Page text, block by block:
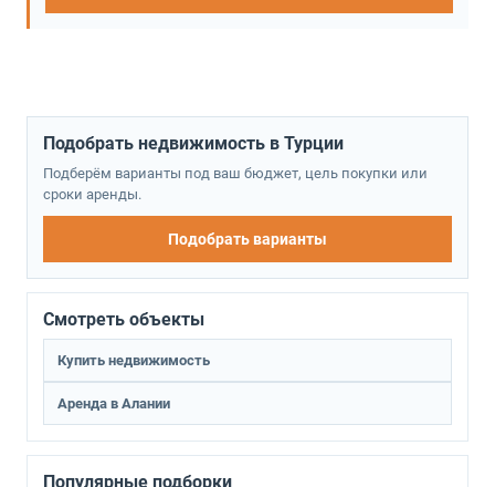
Подобрать недвижимость в Турции
Подберём варианты под ваш бюджет, цель покупки или
сроки аренды.
Подобрать варианты
Смотреть объекты
Купить недвижимость
Аренда в Алании
Популярные подборки